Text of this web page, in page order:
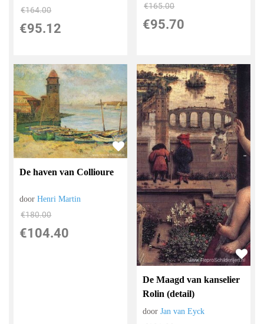
€164.00
€95.12
€165.00
€95.70
De haven van Collioure
doorHenri Martin
€180.00
€104.40
De Maagd van kanselier
Rolin (detail)
doorJan van Eyck